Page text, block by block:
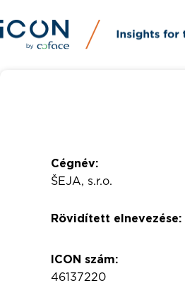
Cégnév:
ŠEJA, s.r.o.
Rövidített elnevezése:
ICON szám:
46137220